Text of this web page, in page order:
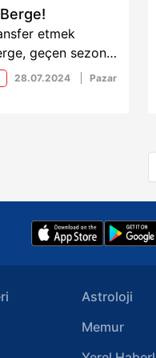
etmek
geçen sezon
yıldızı Rodri’den
uzun pas isabet
28.07.2024 Pazar
Astroloji
Memur